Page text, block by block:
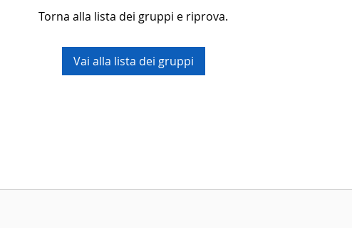
Torna alla lista dei gruppi e riprova.
Vai alla lista dei gruppi